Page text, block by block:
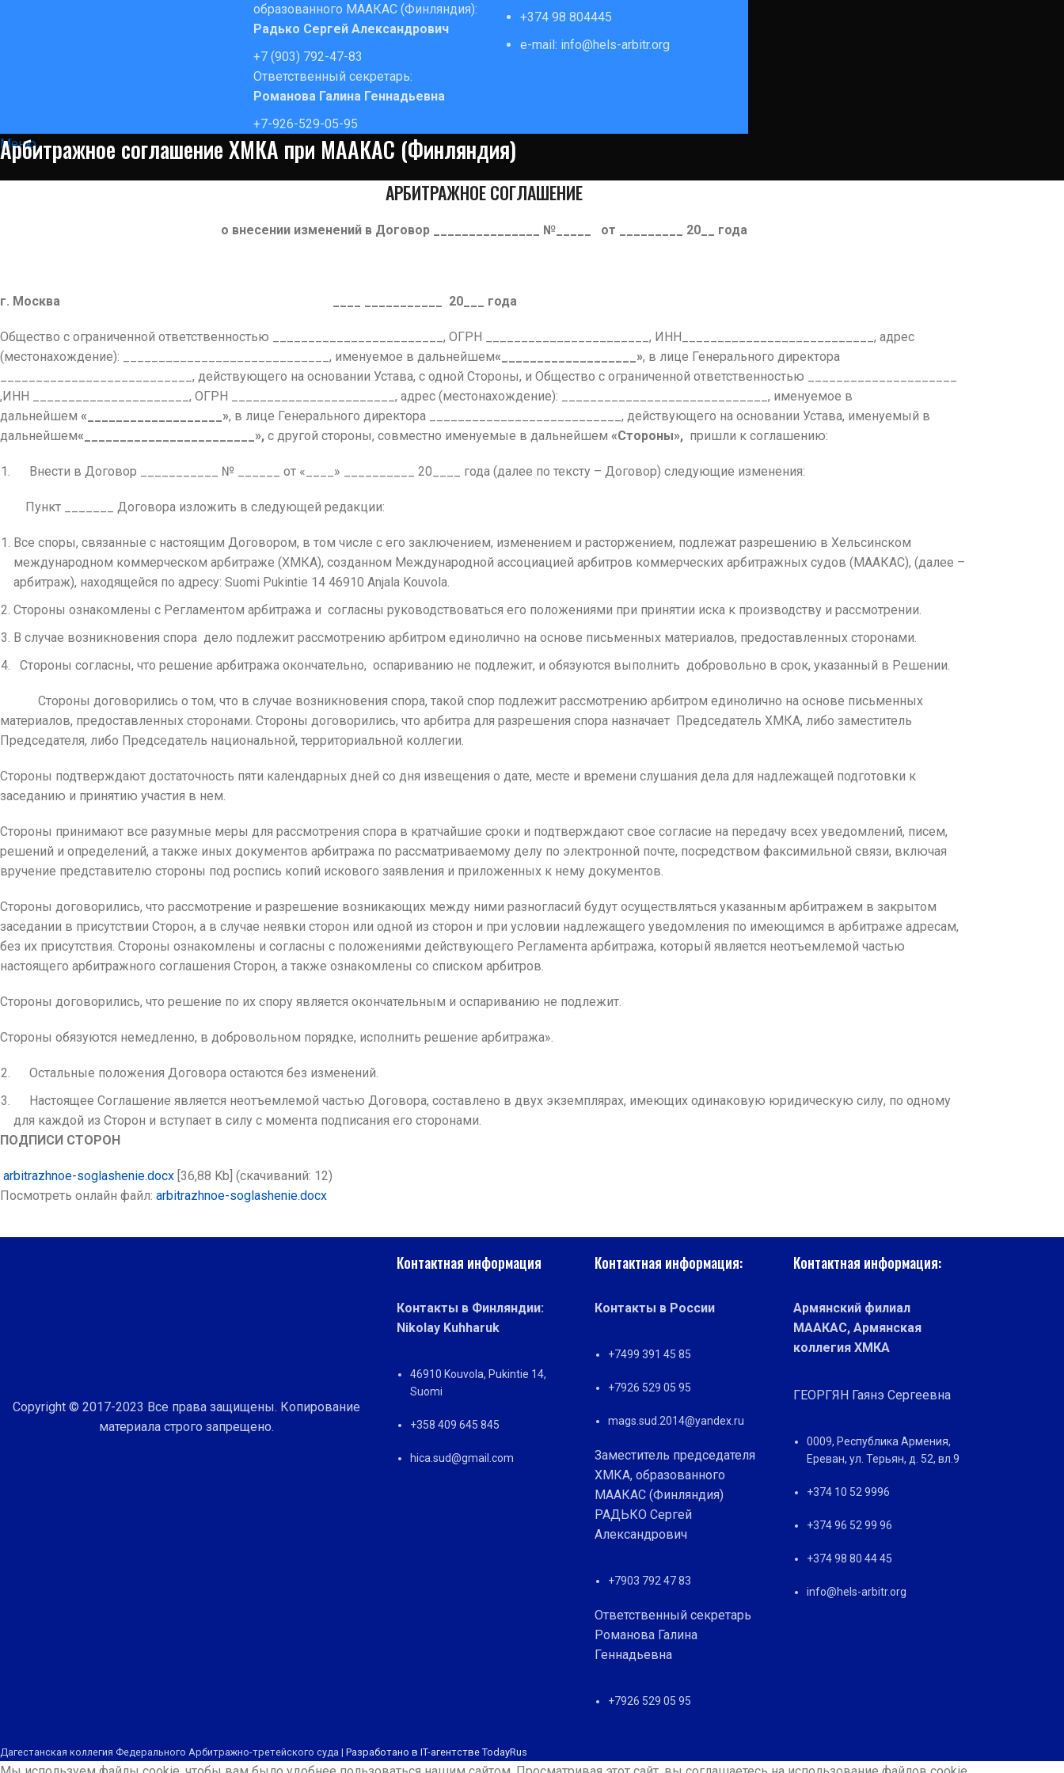
образованного МААКАС (Финляндия):
Радько Сергей Александрович
+7 (903) 792-47-83
Ответственный секретарь:
Романова Галина Геннадьевна
+7-926-529-05-95
+374 98 804445
e-mail: info@hels-arbitr.org
Меню
Арбитражное соглашение ХМКА при МААКАС (Финляндия)
АРБИТРАЖНОЕ СОГЛАШЕНИЕ
о внесении изменений в Договор _______________ №_____ от _________ 20__ года
г. Москва ____ ___________ 20___ года
Общество с ограниченной ответственностью ________________________, ОГРН _______________________, ИНН___________________________, адрес
(местонахождение): _____________________________, именуемое в дальнейшем«___________________», в лице Генерального директора
___________________________, действующего на основании Устава, с одной Стороны, и Общество с ограниченной ответственностью _____________________
,ИНН ______________________, ОГРН _______________________, адрес (местонахождение): _____________________________, именуемое в
дальнейшем «___________________», в лице Генерального директора ___________________________, действующего на основании Устава, именуемый в
дальнейшем«________________________», с другой стороны, совместно именуемые в дальнейшем «Стороны», пришли к соглашению:
Внести в Договор ___________ № ______ от «____» __________ 20____ года (далее по тексту – Договор) следующие изменения:
Пункт _______ Договора изложить в следующей редакции:
Все споры, связанные с настоящим Договором, в том числе с его заключением, изменением и расторжением, подлежат разрешению в Хельсинском
международном коммерческом арбитраже (ХМКА), созданном Международной ассоциацией арбитров коммерческих арбитражных судов (МААКАС), (далее –
арбитраж), находящейся по адресу: Suomi Pukintie 14 46910 Anjala Kouvola.
Стороны ознакомлены с Регламентом арбитража и согласны руководствоваться его положениями при принятии иска к производству и рассмотрении.
В случае возникновения спора дело подлежит рассмотрению арбитром единолично на основе письменных материалов, предоставленных сторонами.
Стороны согласны, что решение арбитража окончательно, оспариванию не подлежит, и обязуются выполнить добровольно в срок, указанный в Решении.
Стороны договорились о том, что в случае возникновения спора, такой спор подлежит рассмотрению арбитром единолично на основе письменных
материалов, предоставленных сторонами. Стороны договорились, что арбитра для разрешения спора назначает Председатель ХМКА, либо заместитель
Председателя, либо Председатель национальной, территориальной коллегии.
Стороны подтверждают достаточность пяти календарных дней со дня извещения о дате, месте и времени слушания дела для надлежащей подготовки к
заседанию и принятию участия в нем.
Стороны принимают все разумные меры для рассмотрения спора в кратчайшие сроки и подтверждают свое согласие на передачу всех уведомлений, писем,
решений и определений, а также иных документов арбитража по рассматриваемому делу по электронной почте, посредством факсимильной связи, включая
вручение представителю стороны под роспись копий искового заявления и приложенных к нему документов.
Стороны договорились, что рассмотрение и разрешение возникающих между ними разногласий будут осуществляться указанным арбитражем в закрытом
заседании в присутствии Сторон, а в случае неявки сторон или одной из сторон и при условии надлежащего уведомления по имеющимся в арбитраже адресам,
без их присутствия. Стороны ознакомлены и согласны с положениями действующего Регламента арбитража, который является неотъемлемой частью
настоящего арбитражного соглашения Сторон, а также ознакомлены со списком арбитров.
Стороны договорились, что решение по их спору является окончательным и оспариванию не подлежит.
Стороны обязуются немедленно, в добровольном порядке, исполнить решение арбитража».
Остальные положения Договора остаются без изменений.
Настоящее Соглашение является неотъемлемой частью Договора, составлено в двух экземплярах, имеющих одинаковую юридическую силу, по одному
для каждой из Сторон и вступает в силу с момента подписания его сторонами.
ПОДПИСИ СТОРОН
arbitrazhnoe-soglashenie.docx [36,88 Kb] (cкачиваний: 12)
Посмотреть онлайн файл: arbitrazhnoe-soglashenie.docx
Copyright © 2017-2023 Все права защищены. Копирование
материала строго запрещено.
Контактная информация
Контакты в Финляндии:
Nikolay Kuhharuk
46910 Kouvola, Pukintie 14,
Suomi
+358 409 645 845
hica.sud@gmail.com
Контактная информация:
Контакты в России
+7499 391 45 85
+7926 529 05 95
mags.sud.2014@yandex.ru
Заместитель председателя
ХМКА, образованного
МААКАС (Финляндия)
РАДЬКО Сергей
Александрович
+7903 792 47 83
Ответственный секретарь
Романова Галина
Геннадьевна
+7926 529 05 95
Контактная информация:
Армянский филиал
МААКАС, Армянская
коллегия ХМКА
ГЕОРГЯН Гаянэ Сергеевна
0009, Республика Армения,
Ереван, ул. Терьян, д. 52, вл.9
+374 10 52 9996
+374 96 52 99 96
+374 98 80 44 45
info@hels-arbitr.org
Дагестанская коллегия Федерального Арбитражно-третейского суда | Разработано в IT-агентстве TodayRus